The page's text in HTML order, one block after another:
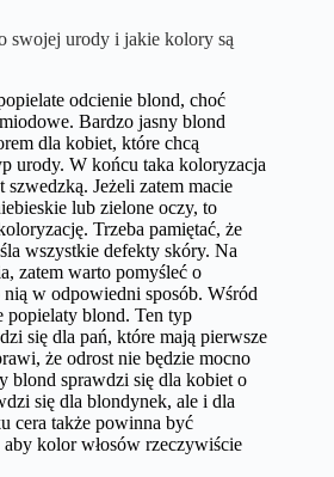
swojej urody i jakie kolory są
odcienie blond, choć
Bardzo jasny blond
dla kobiet, które chcą
urody. W końcu taka koloryzacja
szwedzką. Jeżeli zatem macie
lub zielone oczy, to
Trzeba pamiętać, że
wszystkie defekty skóry. Na
zatem warto pomyśleć o
w odpowiedni sposób. Wśród
popielaty blond. Ten typ
się dla pań, które mają pierwsze
że odrost nie będzie mocno
blond sprawdzi się dla kobiet o
się dla blondynek, ale i dla
cera także powinna być
aby kolor włosów rzeczywiście